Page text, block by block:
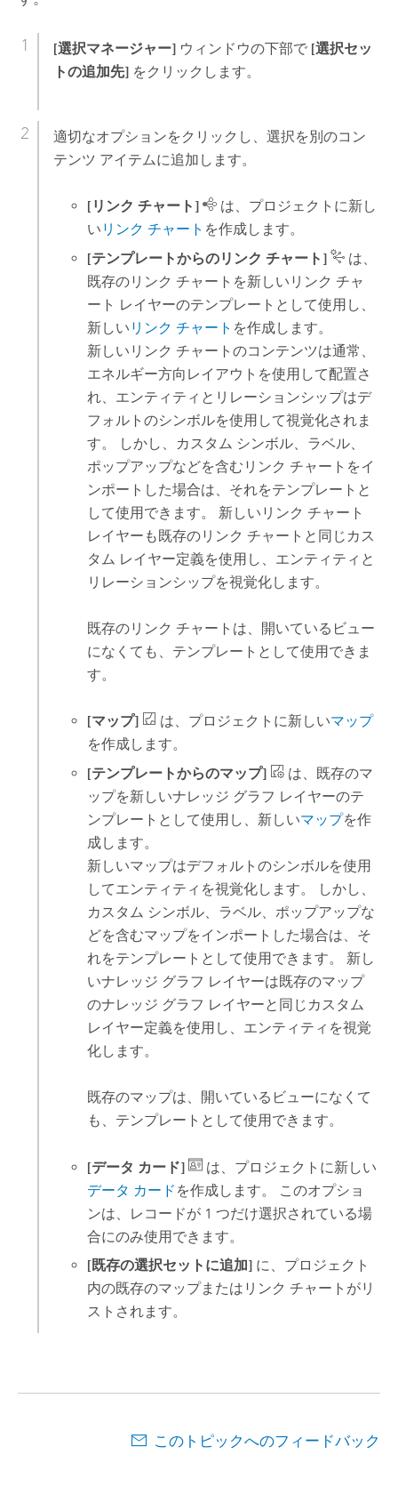
[選択マネージャー]ウィンドウの下部で [選択セッ
トの追加先]をクリックします。
適切なオプションをクリックし、選択を別のコン
テンツ アイテムに追加します。
[リンク チャート]
は、プロジェクトに新し
い リンク チャート を作成します。
[テンプレートからのリンク チャート]
は、
既存のリンク チャートを新しいリンク チャ
ート レイヤーのテンプレートとして使用し、
新しい リンク チャート を作成します。
新しいリンク チャートのコンテンツは通常、
エネルギー方向レイアウトを使用して配置さ
れ、エンティティとリレーションシップはデ
フォルトのシンボルを使用して視覚化されま
す。 しかし、カスタム シンボル、ラベル、
ポップアップなどを含むリンク チャートをイ
ンポートした場合は、それをテンプレートと
して使用できます。 新しいリンク チャート
レイヤーも既存のリンク チャートと同じカス
タム レイヤー定義を使用し、エンティティと
リレーションシップを視覚化します。
既存のリンク チャートは、開いているビュー
になくても、テンプレートとして使用できま
す。
[マップ] は、プロジェクトに新しいマップ
を作成します。
[テンプレートからのマップ]
は、既存のマ
ップを新しいナレッジ グラフ レイヤーのテ
ンプレートとして使用し、新しいマップを作
成します。
新しいマップはデフォルトのシンボルを使用
してエンティティを視覚化します。 しかし、
カスタム シンボル、ラベル、ポップアップな
どを含むマップをインポートした場合は、そ
れをテンプレートとして使用できます。 新し
いナレッジ グラフ レイヤーは既存のマップ
のナレッジ グラフ レイヤーと同じカスタム
レイヤー定義を使用し、エンティティを視覚
化します。
既存のマップは、開いているビューになくて
も、テンプレートとして使用できます。
[データ カード]
は、プロジェクトに新しい
データ カード を作成します。 このオプショ
ンは、レコードが 1 つだけ選択されている場
合にのみ使用できます。
[既存の選択セットに追加] に、プロジェクト
内の既存のマップまたはリンク チャートがリ
ストされます。
このトピックへのフィードバック